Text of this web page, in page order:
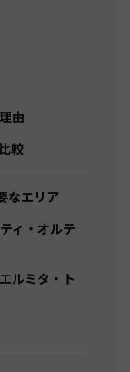
由
較
なエリア
ィ・オルテ
ルミタ・ト